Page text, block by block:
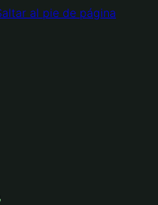
al pie de página